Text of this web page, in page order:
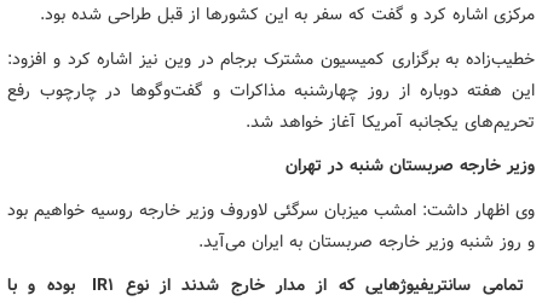
مرکزی اشاره کرد و گفت که سفر به این کشورها از قبل طراحی شده بود.
خطیب‌زاده به برگزاری کمیسیون مشترک برجام در وین نیز اشاره کرد و افزود:
این هفته دوباره از روز چهارشنبه مذاکرات و گفت‌وگوها در چارچوب رفع
تحریم‌های یکجانبه آمریکا آغاز خواهد شد.
وزیر خارجه صربستان شنبه در تهران
وی اظهار داشت: امشب میزبان سرگئی لاوروف وزیر خارجه روسیه خواهیم بود
و روز شنبه وزیر خارجه صربستان به ایران می‌آید.
تمامی سانتریفیوژهایی که از مدار خارج شدند از نوع IR1 بوده و با